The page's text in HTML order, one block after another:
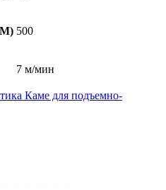
500
7 м/мин
Каме для подъемно-